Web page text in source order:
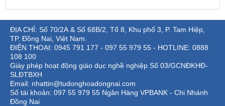
ĐỊA CHỈ: Số 70/2A & Số 68B/2, Tổ 8, Khu phố 3, P. Tam Hiệp,
TP. Đồng Nai, Việt Nam.
ĐIỆN THOẠI: 0945 791 177 - 097 55 979 55 - HOTLINE: 0888
108 100
Giáy phép hoạt động giáo dục nghề nghiệp Số 03/GCNĐKHĐ-
SLĐTBXH
Email: nhattin@tudonghoadongnai.com
Số tài khoản: 097 55 979 55 Ngân Hàng VPBANK - Chi Nhánh
Đồng Nai